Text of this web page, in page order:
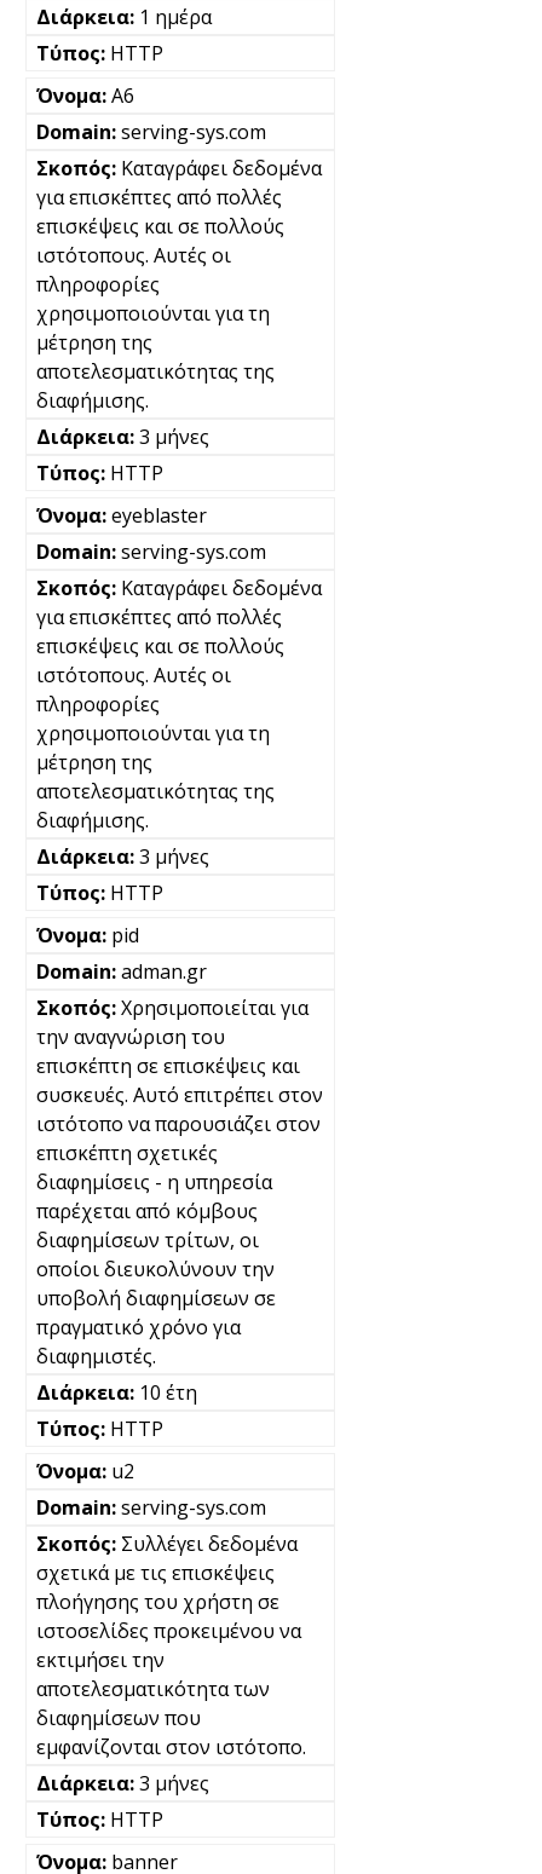
1 ημέρα
HTTP
A6
serving-sys.com
Καταγράφει δεδομένα
για επισκέπτες από πολλές
επισκέψεις και σε πολλούς
ιστότοπους. Αυτές οι
πληροφορίες
χρησιμοποιούνται για τη
μέτρηση της
αποτελεσματικότητας της
διαφήμισης.
3 μήνες
HTTP
eyeblaster
serving-sys.com
Καταγράφει δεδομένα
για επισκέπτες από πολλές
επισκέψεις και σε πολλούς
ιστότοπους. Αυτές οι
πληροφορίες
χρησιμοποιούνται για τη
μέτρηση της
αποτελεσματικότητας της
διαφήμισης.
3 μήνες
HTTP
pid
adman.gr
Χρησιμοποιείται για
την αναγνώριση του
επισκέπτη σε επισκέψεις και
συσκευές. Αυτό επιτρέπει στον
ιστότοπο να παρουσιάζει στον
επισκέπτη σχετικές
διαφημίσεις - η υπηρεσία
παρέχεται από κόμβους
διαφημίσεων τρίτων, οι
οποίοι διευκολύνουν την
υποβολή διαφημίσεων σε
πραγματικό χρόνο για
διαφημιστές.
10 έτη
HTTP
u2
serving-sys.com
Συλλέγει δεδομένα
σχετικά με τις επισκέψεις
πλοήγησης του χρήστη σε
ιστοσελίδες προκειμένου να
εκτιμήσει την
αποτελεσματικότητα των
διαφημίσεων που
εμφανίζονται στον ιστότοπο.
3 μήνες
HTTP
banner